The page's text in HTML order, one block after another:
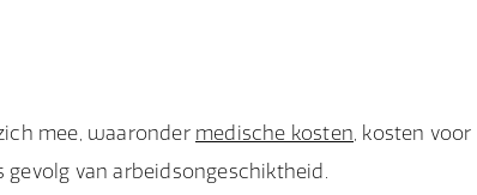
mee, waaronder medische kosten, kosten voor
van arbeidsongeschiktheid.